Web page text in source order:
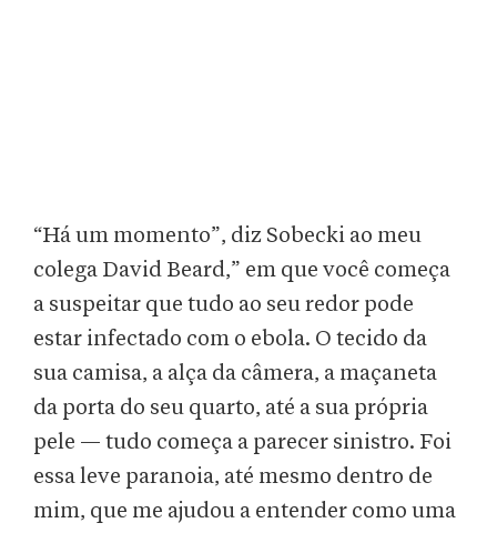
“Há um momento”, diz Sobecki ao meu
colega David Beard,” em que você começa
a suspeitar que tudo ao seu redor pode
estar infectado com o ebola. O tecido da
sua camisa, a alça da câmera, a maçaneta
da porta do seu quarto, até a sua própria
pele — tudo começa a parecer sinistro. Foi
essa leve paranoia, até mesmo dentro de
mim, que me ajudou a entender como uma